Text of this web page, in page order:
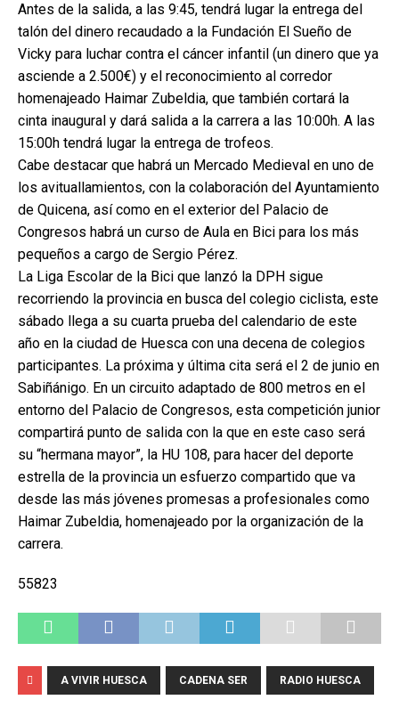
Antes de la salida, a las 9:45, tendrá lugar la entrega del
talón del dinero recaudado a la Fundación El Sueño de
Vicky para luchar contra el cáncer infantil (un dinero que ya
asciende a 2.500€) y el reconocimiento al corredor
homenajeado Haimar Zubeldia, que también cortará la
cinta inaugural y dará salida a la carrera a las 10:00h. A las
15:00h tendrá lugar la entrega de trofeos.
Cabe destacar que habrá un Mercado Medieval en uno de
los avituallamientos, con la colaboración del Ayuntamiento
de Quicena, así como en el exterior del Palacio de
Congresos habrá un curso de Aula en Bici para los más
pequeños a cargo de Sergio Pérez.
La Liga Escolar de la Bici que lanzó la DPH sigue
recorriendo la provincia en busca del colegio ciclista, este
sábado llega a su cuarta prueba del calendario de este
año en la ciudad de Huesca con una decena de colegios
participantes. La próxima y última cita será el 2 de junio en
Sabiñánigo. En un circuito adaptado de 800 metros en el
entorno del Palacio de Congresos, esta competición junior
compartirá punto de salida con la que en este caso será
su “hermana mayor”, la HU 108, para hacer del deporte
estrella de la provincia un esfuerzo compartido que va
desde las más jóvenes promesas a profesionales como
Haimar Zubeldia, homenajeado por la organización de la
carrera.
55823
A VIVIR HUESCA CADENA SER RADIO HUESCA